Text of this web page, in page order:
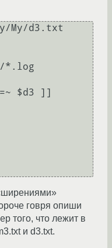
My/d3.txt
*.log
говря опиши
того, что лежит в
и d3.txt.